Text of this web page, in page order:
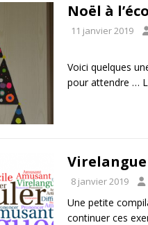
Noël à
11 janvier 2019
Voici quelques
pour attendre …
Virelangue
8 janvier 2019
Une petite
continuer ces